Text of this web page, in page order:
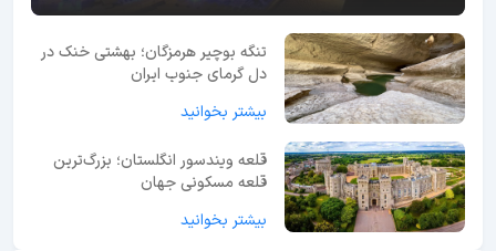
تنگه بوچیر هرمزگان؛ بهشتی خنک در
دل گرمای جنوب ایران
بیشتر بخوانید
قلعه ویندسور انگلستان؛ بزرگ‌ترین
قلعه مسکونی جهان
بیشتر بخوانید